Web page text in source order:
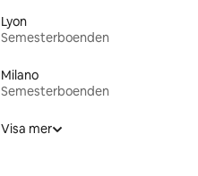
Lyon
Semesterboenden
Milano
Semesterboenden
Visa mer